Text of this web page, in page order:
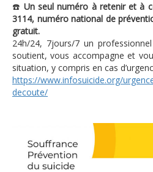
☎️ Un seul numéro à retenir et à
3114, numéro national de
gratuit.
24h/24, 7jours/7 un
soutient, vous accompagne et
situation, y compris en cas
https://www.infosuicide.org/
decoute/